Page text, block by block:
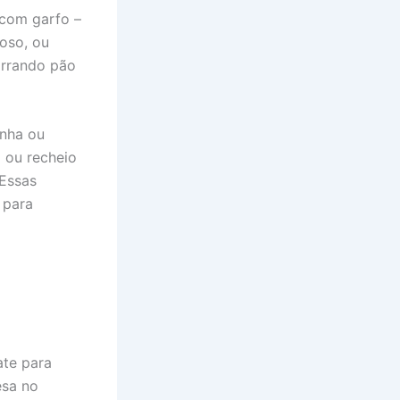
garfo –
ou
pão
ou
recheio
para
no